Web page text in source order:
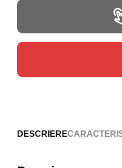
DESCRIERE